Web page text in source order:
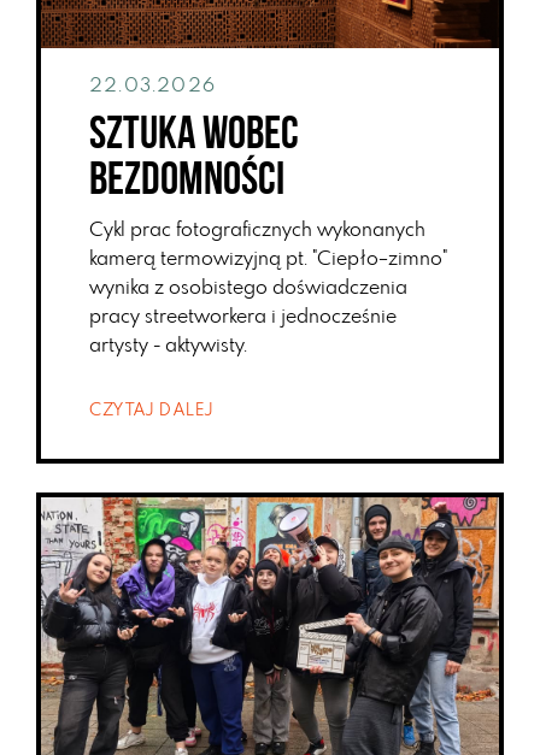
22.03.2026
Sztuka wobec
bezdomności
Cykl prac fotograficznych wykonanych
kamerą termowizyjną pt. "Ciepło–zimno"
wynika z osobistego doświadczenia
pracy streetworkera i jednocześnie
artysty - aktywisty.
CZYTAJ DALEJ